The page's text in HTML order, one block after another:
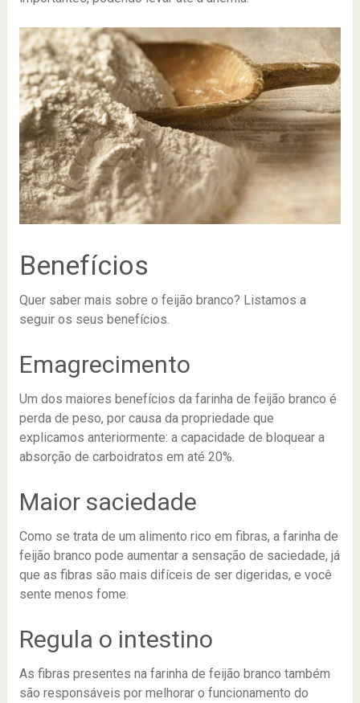
Benefícios
Quer saber mais sobre o feijão branco? Listamos a
seguir os seus benefícios.
Emagrecimento
Um dos maiores benefícios da farinha de feijão branco é
perda de peso, por causa da propriedade que
explicamos anteriormente: a capacidade de bloquear a
absorção de carboidratos em até 20%.
Maior saciedade
Como se trata de um alimento rico em fibras, a farinha de
feijão branco pode aumentar a sensação de saciedade, já
que as fibras são mais difíceis de ser digeridas, e você
sente menos fome.
Regula o intestino
As fibras presentes na farinha de feijão branco também
são responsáveis por melhorar o funcionamento do